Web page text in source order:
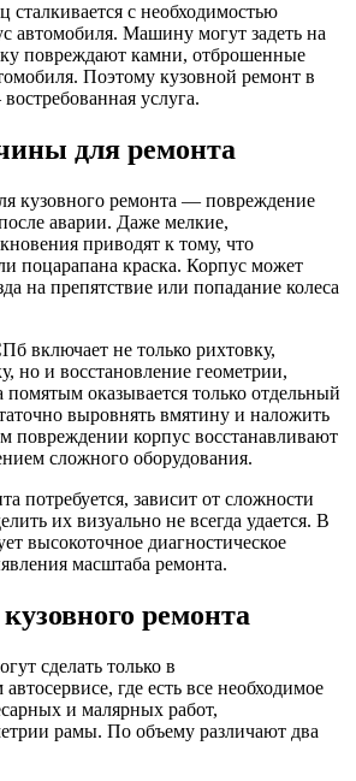
сталкивается с необходимостью
автомобиля. Машину могут задеть на
повреждают камни, отброшенные
Поэтому кузовной ремонт в
услуга.
для ремонта
кузовного ремонта — повреждение
аварии. Даже мелкие,
приводят к тому, что
поцарапана краска. Корпус может
на препятствие или попадание колеса
включает не только рихтовку,
но и восстановление геометрии,
оказывается только отдельный
выровнять вмятину и наложить
повреждении корпус восстанавливают
сложного оборудования.
потребуется, зависит от сложности
их визуально не всегда удается. В
высокоточное диагностическое
масштаба ремонта.
ремонта
сделать только в
где есть все необходимое
и малярных работ,
рамы. По объему различают два